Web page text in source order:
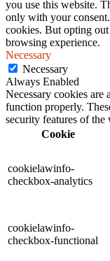
you use this website.
only with your
cookies. But opting
browsing experience.
Necessary
Necessary
Always Enabled
Necessary cookies are
function properly.
security features of the
Cookie
cookielawinfo-
checkbox-analytics
cookielawinfo-
checkbox-functional